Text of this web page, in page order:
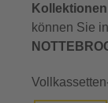
können Sie